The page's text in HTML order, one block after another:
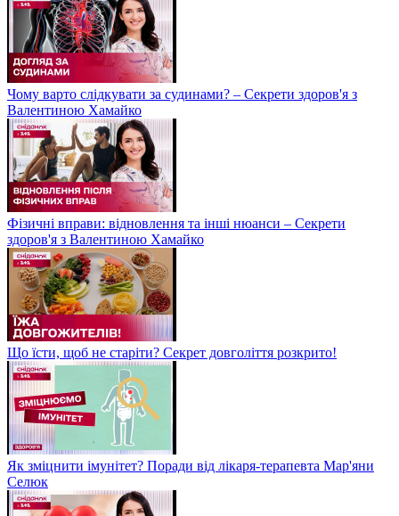
Чому варто слідкувати за судинами? – Секрети здоров'я з
Валентиною Хамайко
Фізичні вправи: відновлення та інші нюанси – Секрети
здоров'я з Валентиною Хамайко
Що їсти, щоб не старіти? Секрет довголіття розкрито!
Як зміцнити імунітет? Поради від лікаря-терапевта Мар'яни
Селюк